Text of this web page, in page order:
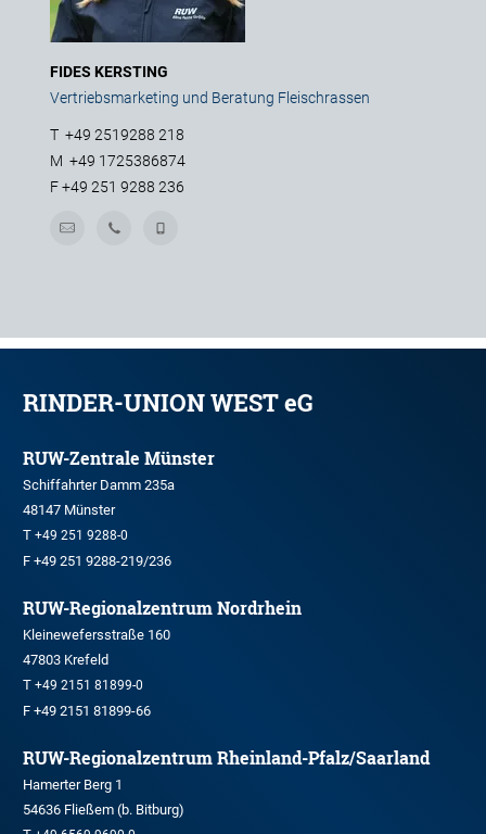
FIDES KERSTING
Vertriebsmarketing und Beratung Fleischrassen
T +49 2519288 218
M +49 1725386874
F+49 251 9288 236
RINDER-UNION WEST eG
RUW-Zentrale Münster
Schiffahrter Damm 235a
48147 Münster
T +49 251 9288-0
F +49 251 9288-219/236
RUW-Regionalzentrum Nordrhein
Kleinewefersstraße 160
47803 Krefeld
T +49 2151 81899-0
F +49 2151 81899-66
RUW-Regionalzentrum Rheinland-Pfalz/Saarland
Hamerter Berg 1
54636 Fließem (b. Bitburg)